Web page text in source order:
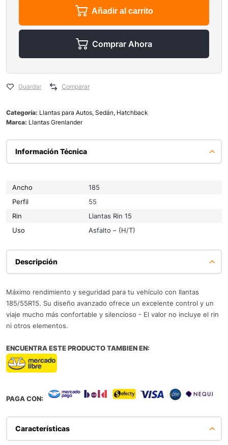
Añadir al carrito
Comprar Ahora
Guardar Comparar
Categoría: Llantas para Autos, Sedán, Hatchback
Marca: Llantas Grenlander
Información Técnica
Ancho
185
Perfil
55
Rin
Llantas Rin 15
Uso
Asfalto – (H/T)
Descripción
Máximo rendimiento y seguridad para tu vehículo con llantas
185/55R15. Su diseño avanzado ofrece un excelente control y un
viaje mucho más confortable y silencioso - El valor no incluye el rin
ni otros elementos.
ENCUENTRA ESTE PRODUCTO TAMBIEN EN:
PAGA CON:
Características